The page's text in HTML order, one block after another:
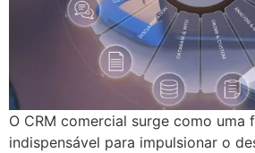
O CRM comercial surge como uma
indispensável para impulsionar o